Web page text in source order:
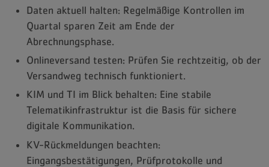
Daten aktuell halten: Regelmäßige Kontrollen im
Quartal sparen Zeit am Ende der
Abrechnungsphase.
Onlineversand testen: Prüfen Sie rechtzeitig, ob der
Versandweg technisch funktioniert.
KIM und TI im Blick behalten: Eine stabile
Telematikinfrastruktur ist die Basis für sichere
digitale Kommunikation.
KV-Rückmeldungen beachten:
Eingangsbestätigungen, Prüfprotokolle und